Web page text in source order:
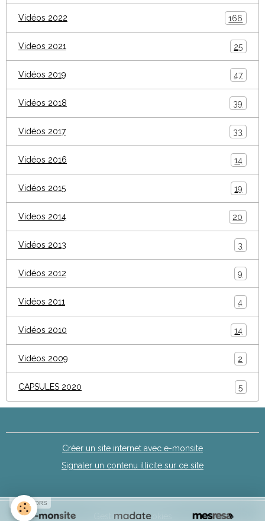
Vidéos 2022 166
Videos 2021 25
Vidéos 2019 47
Vidéos 2018 39
Vidéos 2017 33
Vidéos 2016 14
Vidéos 2015 19
Videos 2014 20
Vidéos 2013 3
Vidéos 2012 9
Vidéos 2011 4
Vidéos 2010 14
Vidéos 2009 2
CAPSULES 2020 5
Créer un site internet avec e-monsite
Signaler un contenu illicite sur ce site
Gestion des cookies
SPONSORS